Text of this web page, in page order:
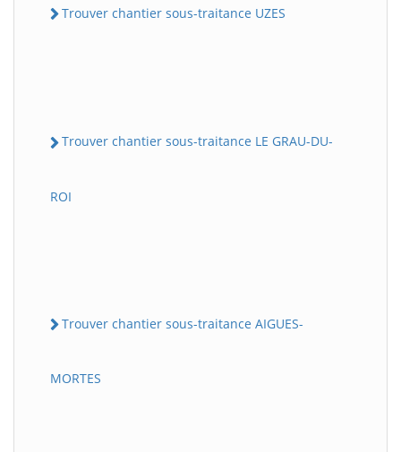
Trouver chantier sous-traitance UZES
Trouver chantier sous-traitance LE GRAU-DU-
ROI
Trouver chantier sous-traitance AIGUES-
MORTES